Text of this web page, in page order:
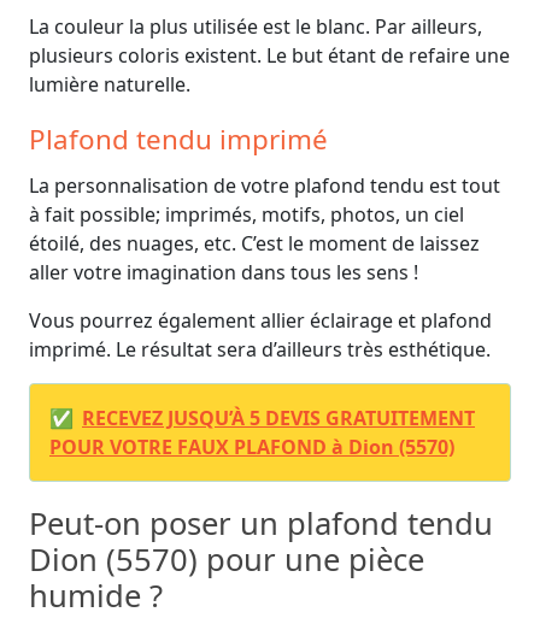
La couleur la plus utilisée est le blanc. Par ailleurs,
plusieurs coloris existent. Le but étant de refaire une
lumière naturelle.
Plafond tendu imprimé
La personnalisation de votre plafond tendu est tout
à fait possible; imprimés, motifs, photos, un ciel
étoilé, des nuages, etc. C’est le moment de laissez
aller votre imagination dans tous les sens !
Vous pourrez également allier éclairage et plafond
imprimé. Le résultat sera d’ailleurs très esthétique.
✅ RECEVEZ JUSQU’À 5 DEVIS GRATUITEMENT
POUR VOTRE FAUX PLAFOND à Dion (5570)
Peut-on poser un plafond tendu
Dion (5570) pour une pièce
humide ?